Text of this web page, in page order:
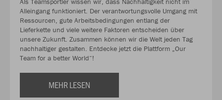
Alleingang funktioniert. Der verantwortungsvolle Umgang mit
Ressourcen, gute Arbeitsbedingungen entlang der
Lieferkette und viele weitere Faktoren entscheiden über
unsere Zukunft. Zusammen können wir die Welt jeden Tag
nachhaltiger gestalten. Entdecke jetzt die Plattform „Our
Team for a better World“!
MEHR LESEN